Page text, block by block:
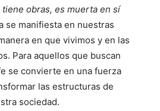
tiene obras, es muerta en sí
se manifiesta en nuestras
en que vivimos y en las
Para aquellos que buscan
se convierte en una fuerza
las estructuras de
sociedad.